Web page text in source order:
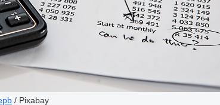
/ Pixabay